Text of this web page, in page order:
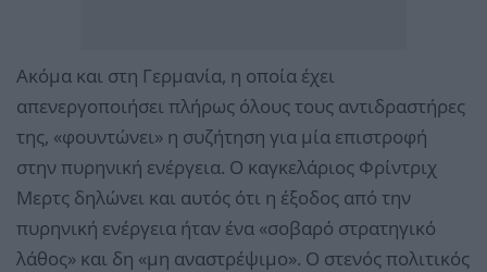
Ακόμα και στη Γερμανία, η οποία έχει
απενεργοποιήσει πλήρως όλους τους αντιδραστήρες
της, «φουντώνει» η συζήτηση για μία επιστροφή
στην πυρηνική ενέργεια. Ο καγκελάριος Φρίντριχ
Μερτς δηλώνει και αυτός ότι η έξοδος από την
πυρηνική ενέργεια ήταν ένα «σοβαρό στρατηγικό
λάθος» και δη «μη αναστρέψιμο». Ο στενός πολιτικός